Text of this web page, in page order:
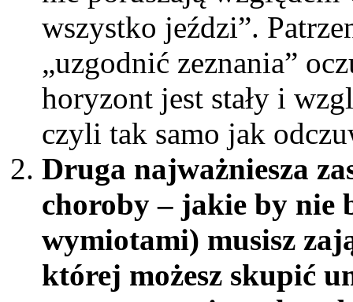
wszystko jeździ”.
„uzgodnić zeznania”
horyzont jest stały i
czyli tak samo jak
Druga najważniesza
choroby – jakie by nie
wymiotami) musisz
której możesz skupić